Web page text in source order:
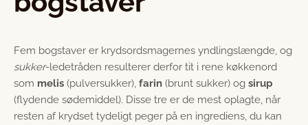
Fem bogstaver er krydsordsmagernes yndlingslængde, og
sukker-ledetråden resulterer derfor tit i rene køkkenord
som melis (pulversukker), farin (brunt sukker) og sirup
(flydende sødemiddel). Disse tre er de mest oplagte, når
resten af krydset tydeligt peger på en ingrediens, du kan